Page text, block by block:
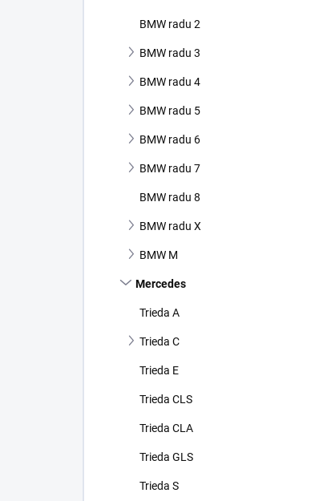
BMW radu 2
BMW radu 3
BMW radu 4
BMW radu 5
BMW radu 6
BMW radu 7
BMW radu 8
BMW radu X
BMW M
Mercedes
Trieda A
Trieda C
Trieda E
Trieda CLS
Trieda CLA
Trieda GLS
Trieda S